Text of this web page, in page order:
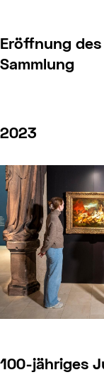
Eröffnung
Sammlung
2023
100-jähriges